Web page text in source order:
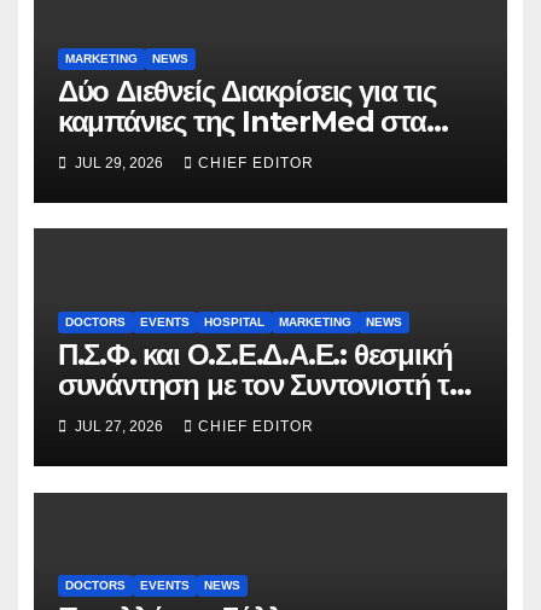
MARKETING NEWS
Δύο Διεθνείς Διακρίσεις για τις
καμπάνιες της InterMed στα
FOOH Awards 2026
JUL 29, 2026 CHIEF EDITOR
DOCTORS EVENTS HOSPITAL MARKETING NEWS
Π.Σ.Φ. και Ο.Σ.Ε.Δ.Α.Ε.: θεσμική
συνάντηση με τον Συντονιστή του
Γραφείου του Πρωθυπουργού
JUL 27, 2026 CHIEF EDITOR
DOCTORS EVENTS NEWS